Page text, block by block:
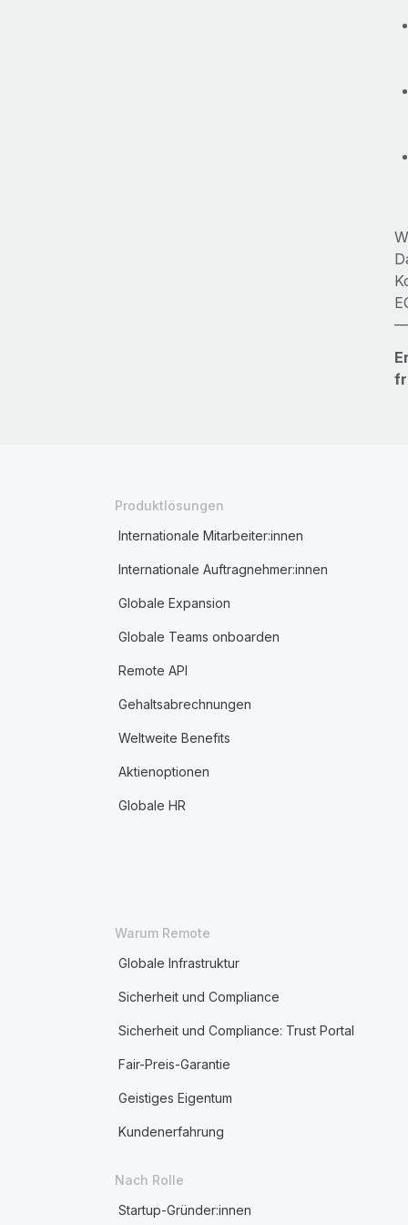
—
Produktlösungen
Internationale Mitarbeiter:innen
Internationale Auftragnehmer:innen
Globale Expansion
Globale Teams onboarden
Remote API
Gehaltsabrechnungen
Weltweite Benefits
Aktienoptionen
Globale HR
Warum Remote
Globale Infrastruktur
Sicherheit und Compliance
Sicherheit und Compliance: Trust Portal
Fair-Preis-Garantie
Geistiges Eigentum
Kundenerfahrung
Nach Rolle
Startup-Gründer:innen